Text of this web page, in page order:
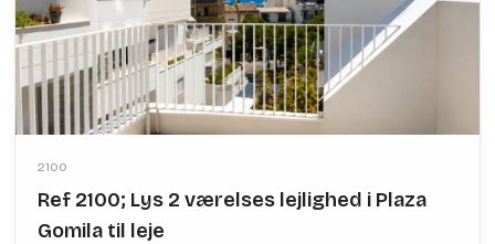
2100
Ref 2100; Lys 2 værelses lejlighed i Plaza
Gomila til leje